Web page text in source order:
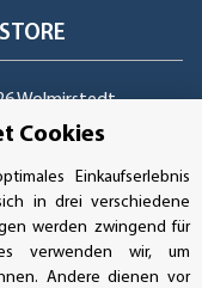
Wolmirstedt
201-28-98-10
28-98-17
Cookies
Einkaufserlebnis
in drei verschiedene
werden zwingend für
verwenden wir, um
Andere dienen vor